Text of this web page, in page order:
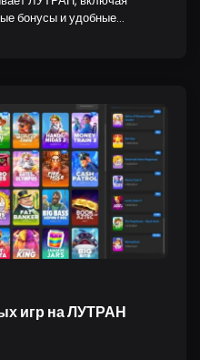
бонусы и удобные…
игр на ЛУТРАН